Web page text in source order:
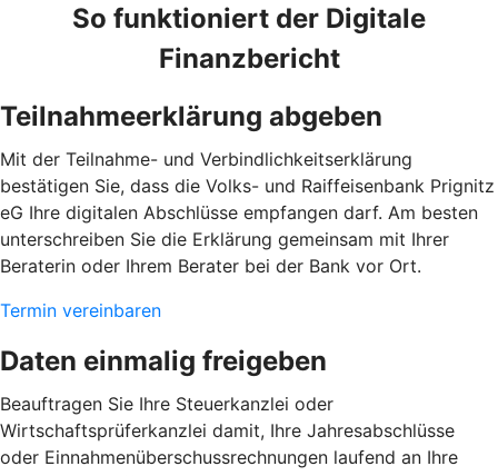
So funktioniert der Digitale
Finanzbericht
Teilnahmeerklärung abgeben
Mit der Teilnahme- und Verbindlichkeitserklärung
bestätigen Sie, dass die Volks- und Raiffeisenbank Prignitz
eG Ihre digitalen Abschlüsse empfangen darf. Am besten
unterschreiben Sie die Erklärung gemeinsam mit Ihrer
Beraterin oder Ihrem Berater bei der Bank vor Ort.
Termin vereinbaren
Daten einmalig freigeben
Beauftragen Sie Ihre Steuerkanzlei oder
Wirtschaftsprüferkanzlei damit, Ihre Jahresabschlüsse
oder Einnahmenüberschussrechnungen laufend an Ihre